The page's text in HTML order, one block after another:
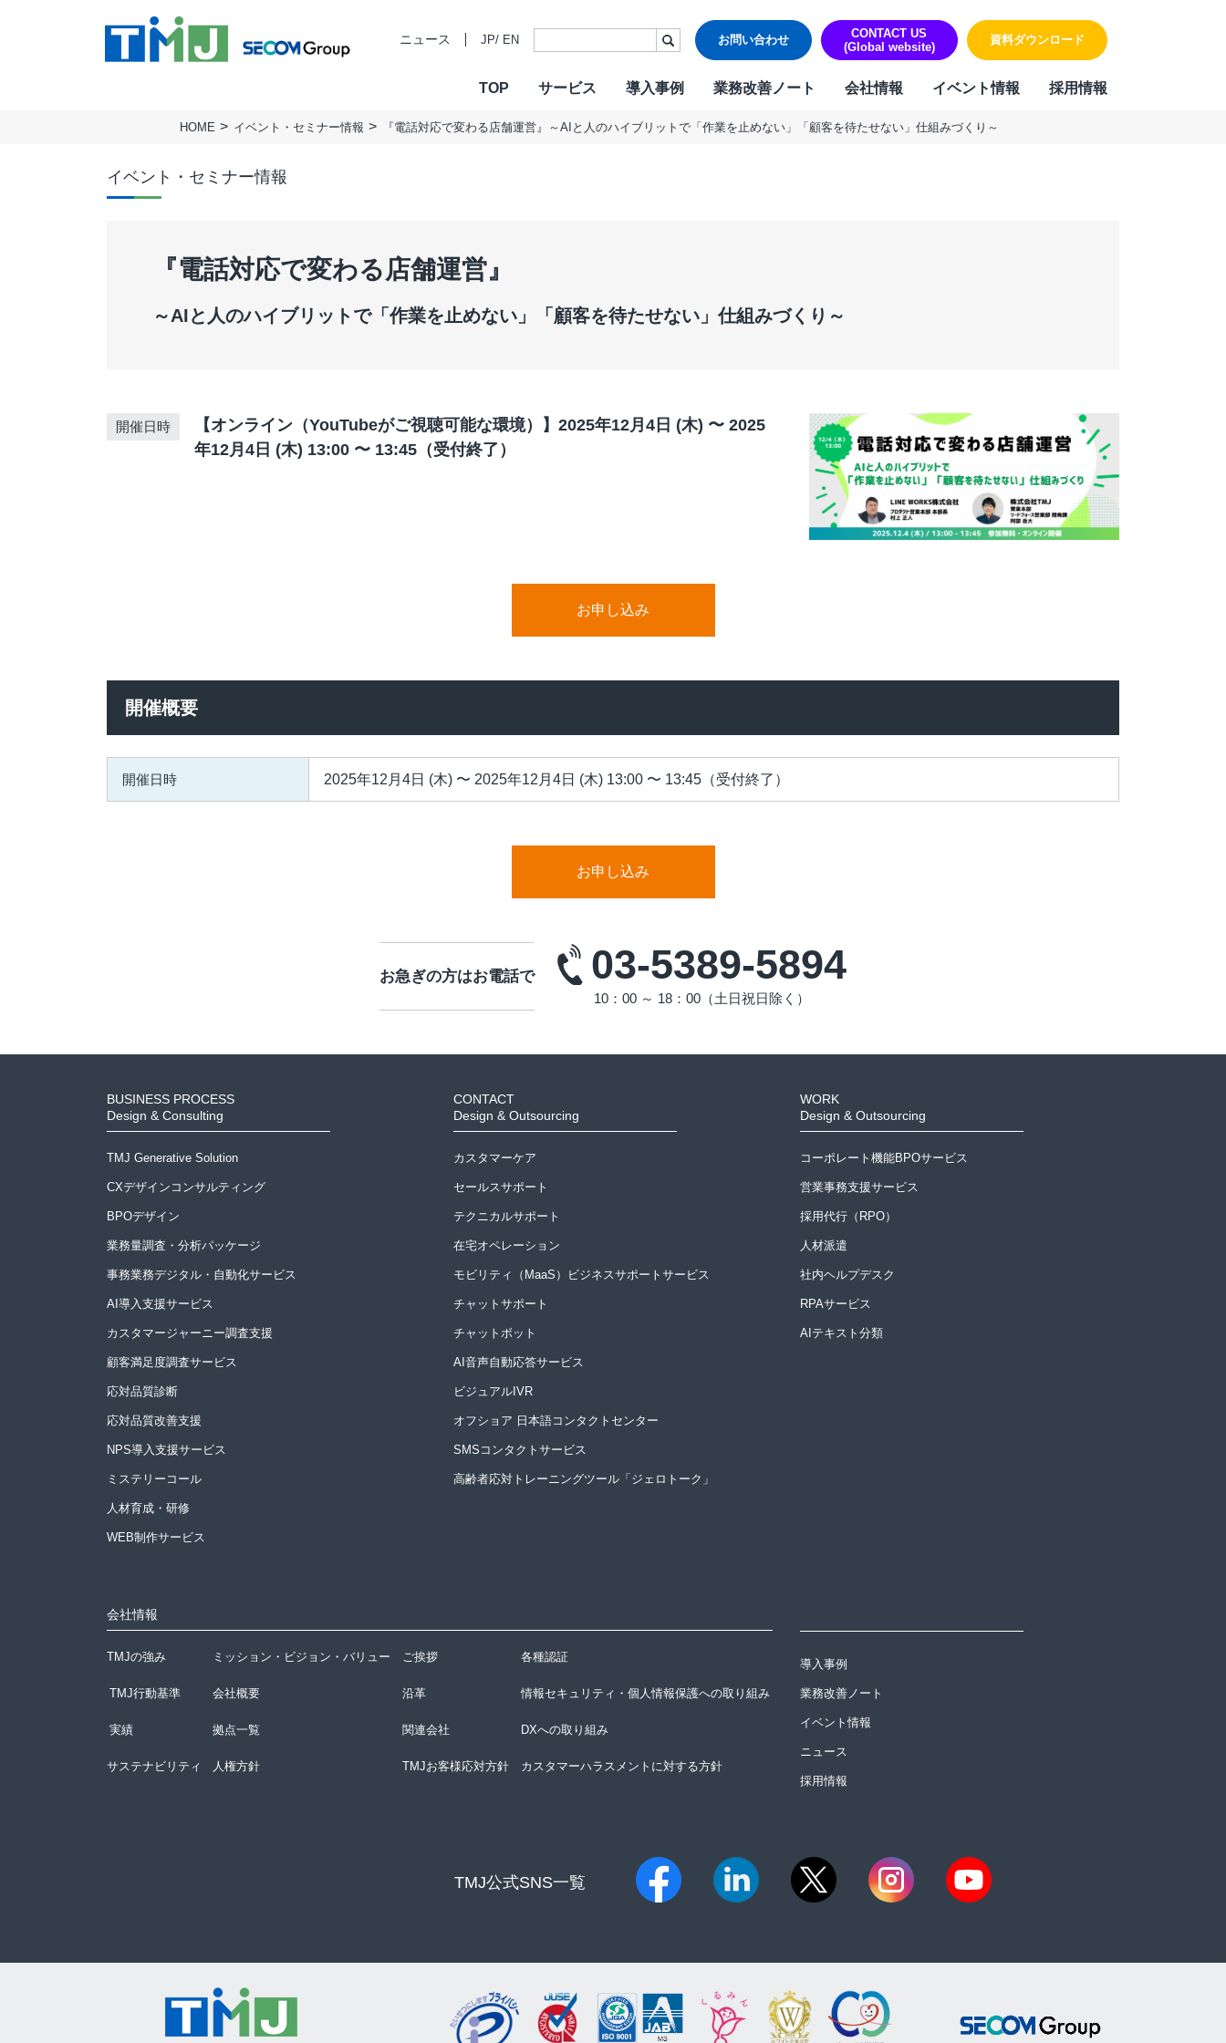
ニュース JP/ EN お問い合わせ
CONTACT US
(Global website)
資料ダウンロード
TOP サービス 導入事例 業務改善ノート 会社情報 イベント情報 採用情報
BPOデザイン
事務業務デジタル・自動化サービス
応対品質診断
応対品質改善支援
テクニカルサポート
モビリティ（MaaS）ビジネスサポートサービス
ビジュアルIVR
オフショア 日本語コンタクトセンター
社内ヘルプデスク
TMJの強み ミッション・ビジョン・バリュー ご挨拶
各種認証
実績
HOME イベント・セミナー情報 『電話対応で変わる店舗運営』～AIと人のハイブリットで「作業を止めない」「顧客を待たせない」仕組みづくり～
イベント・セミナー情報
『電話対応で変わる店舗運営』
～AIと人のハイブリットで「作業を止めない」「顧客を待たせない」仕組みづくり～
開催日時
【オンライン（YouTubeがご視聴可能な環境）】2025年12月4日 (木) 〜 2025
年12月4日 (木) 13:00 〜 13:45（受付終了）
お申し込み
開催概要
開催日時 2025年12月4日 (木) 〜 2025年12月4日 (木) 13:00 〜 13:45（受付終了）
お申し込み
お急ぎの方はお電話で 03-5389-5894
10：00 ～ 18：00（土日祝日除く）
BUSINESS PROCESS
Design & Consulting
TMJ Generative Solution
CXデザインコンサルティング
BPOデザイン
業務量調査・分析パッケージ
事務業務デジタル・自動化サービス
AI導入支援サービス
カスタマージャーニー調査支援
顧客満足度調査サービス
応対品質診断
応対品質改善支援
NPS導入支援サービス
ミステリーコール
人材育成・研修
WEB制作サービス
CONTACT
Design & Outsourcing
カスタマーケア
セールスサポート
テクニカルサポート
在宅オペレーション
モビリティ（MaaS）ビジネスサポートサービス
チャットサポート
チャットボット
AI音声自動応答サービス
ビジュアルIVR
オフショア 日本語コンタクトセンター
SMSコンタクトサービス
高齢者応対トレーニングツール「ジェロトーク」
WORK
Design & Outsourcing
コーポレート機能BPOサービス
営業事務支援サービス
採用代行（RPO）
人材派遣
社内ヘルプデスク
RPAサービス
AIテキスト分類
会社情報
TMJの強み ミッション・ビジョン・バリュー ご挨拶 各種認証
TMJ行動基準 会社概要 沿革 情報セキュリティ・個人情報保護への取り組み
実績 拠点一覧 関連会社 DXへの取り組み
サステナビリティ 人権方針 TMJお客様応対方針 カスタマーハラスメントに対する方針
導入事例
業務改善ノート
イベント情報
ニュース
採用情報
TMJ公式SNS一覧​